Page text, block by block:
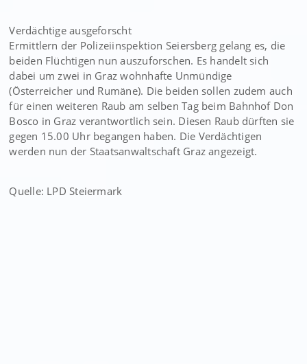
Verdächtige ausgeforscht
Ermittlern der Polizeiinspektion Seiersberg gelang es, die
beiden Flüchtigen nun auszuforschen. Es handelt sich
dabei um zwei in Graz wohnhafte Unmündige
(Österreicher und Rumäne). Die beiden sollen zudem auch
für einen weiteren Raub am selben Tag beim Bahnhof Don
Bosco in Graz verantwortlich sein. Diesen Raub dürften sie
gegen 15.00 Uhr begangen haben. Die Verdächtigen
werden nun der Staatsanwaltschaft Graz angezeigt.
Quelle: LPD Steiermark